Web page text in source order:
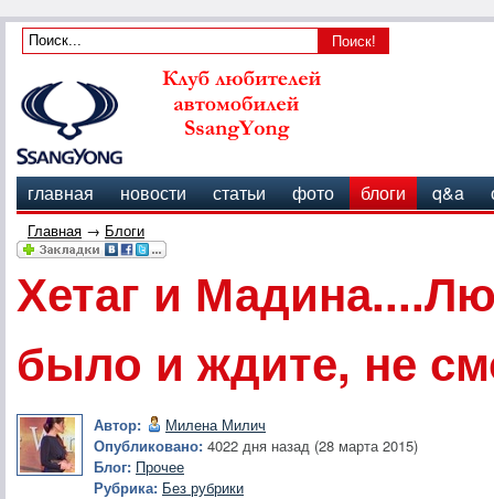
главная новости статьи фото блоги q&a
Главная → Блоги
Хетаг и
было и ждите, не
Автор:
Милена Милич
Опубликовано: 4022 дня назад (28 марта 2015)
Блог: Прочее
Рубрика: Без рубрики